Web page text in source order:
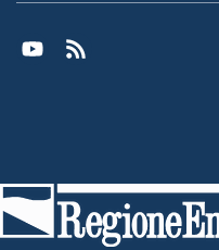
Youtube
RSS